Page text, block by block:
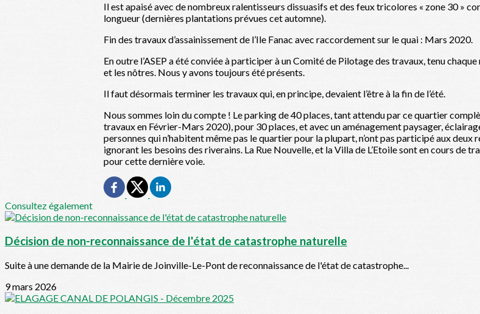
Il est apaisé avec de nombreux ralentisseurs dissuasifs et des feux tricolores « zone 30 »
longueur (dernières plantations prévues cet automne).
Fin des travaux d’assainissement de l’Ile Fanac avec raccordement sur le quai : Mars 2020.
En outre l’ASEP a été conviée à participer à un Comité de Pilotage des travaux, tenu
et les nôtres. Nous y avons toujours été présents.
Il faut désormais terminer les travaux qui, en principe, devaient l’être à la fin de l’été.
Nous sommes loin du compte ! Le parking de 40 places, tant attendu par ce quartier
travaux en Février-Mars 2020), pour 30 places, et avec un aménagement paysager,
personnes qui n’habitent même pas le quartier pour la plupart, n’ont pas participé aux
ignorant les besoins des riverains. La Rue Nouvelle, et la Villa de L’Etoile sont en cours de
pour cette dernière voie.
Consultez également
Décision de non-reconnaissance de l'état de catastrophe naturelle
Suite à une demande de la Mairie de Joinville-Le-Pont de reconnaissance de l'état de catastrophe...
9 mars 2026